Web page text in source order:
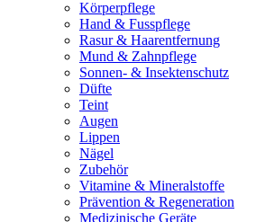
Körperpflege
Hand & Fusspflege
Rasur & Haarentfernung
Mund & Zahnpflege
Sonnen- & Insektenschutz
Düfte
Teint
Augen
Lippen
Nägel
Zubehör
Vitamine & Mineralstoffe
Prävention & Regeneration
Medizinische Geräte